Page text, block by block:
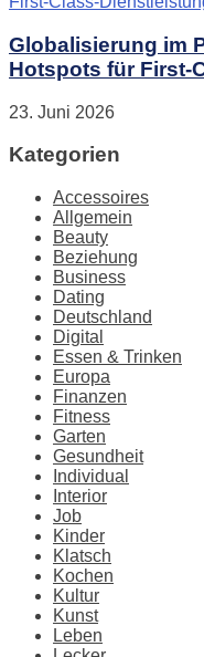
Globalisierung im
Hotspots für First-
23. Juni 2026
Kategorien
Accessoires
Allgemein
Beauty
Beziehung
Business
Dating
Deutschland
Digital
Essen & Trinken
Europa
Finanzen
Fitness
Garten
Gesundheit
Individual
Interior
Job
Kinder
Klatsch
Kochen
Kultur
Kunst
Leben